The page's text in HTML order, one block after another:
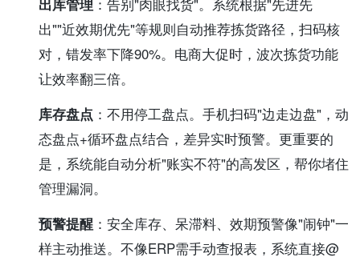
出库管理 ：告别"肉眼找货"。系统根据"先进先
出""近效期优先"等规则自动推荐拣货路径，扫码核
对，错发率下降90%。电商大促时，波次拣货功能
让效率翻三倍。
库存盘点 ：不用停工盘点。手机扫码"边走边盘"，动
态盘点+循环盘点结合，差异实时预警。更重要的
是，系统能自动分析"账实不符"的高发区，帮你堵住
管理漏洞。
预警提醒：安全库存、呆滞料、效期预警像"闹钟"一
样主动推送。不像ERP需手动查报表，系统直接@